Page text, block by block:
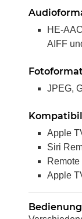
HE-
AIFF
JPEG,
Apple
Siri
Apple